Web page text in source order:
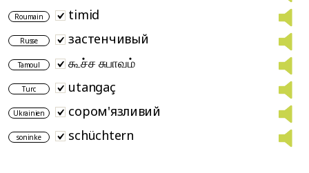
Roumain timid
Russe застенчивый
Tamoul கூச்ச சுபாவம்
Turc utangaç
Ukrainien сором'язливий
soninke schüchtern